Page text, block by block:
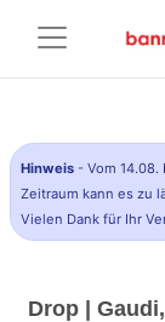
Hinweis - Vom
Zeitraum kann es zu
Vielen Dank für Ihr
Drop |